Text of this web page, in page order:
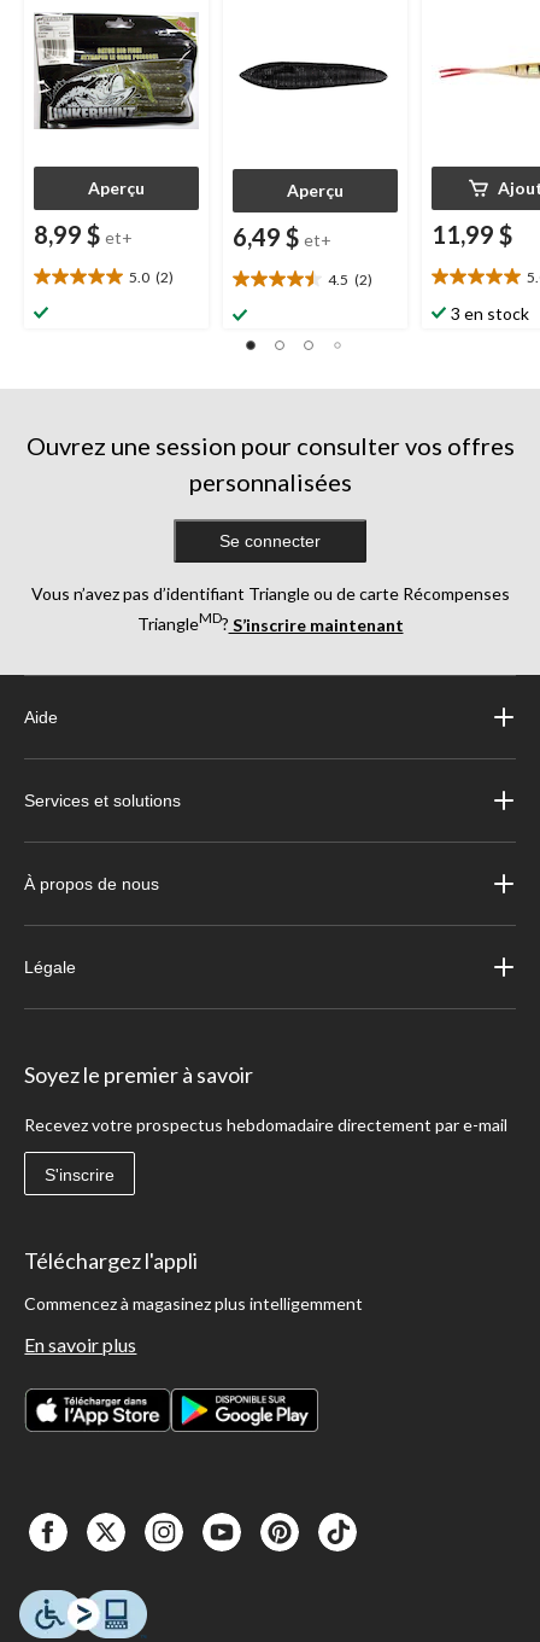
Aperçu
8,99 $ et+
5.0 (2)
5.0
étoile(s)
Aperçu
6,49 $ et+
4.5 (2)
4.5
étoile(s)
sur
11,99 $
5.0
étoile(s)
3 en stock
Ouvrez une session pour consulter vos offres
personnalisées
Se connecter
Vous n’avez pas d’identifiant Triangle ou de carte Récompenses
TriangleMD? S’inscrire maintenant
Aide
Services et solutions
À propos de nous
Légale
Soyez le premier à savoir
Recevez votre prospectus hebdomadaire directement par e-mail
S'inscrire
Téléchargez l'appli
Commencez à magasinez plus intelligemment
En savoir plus